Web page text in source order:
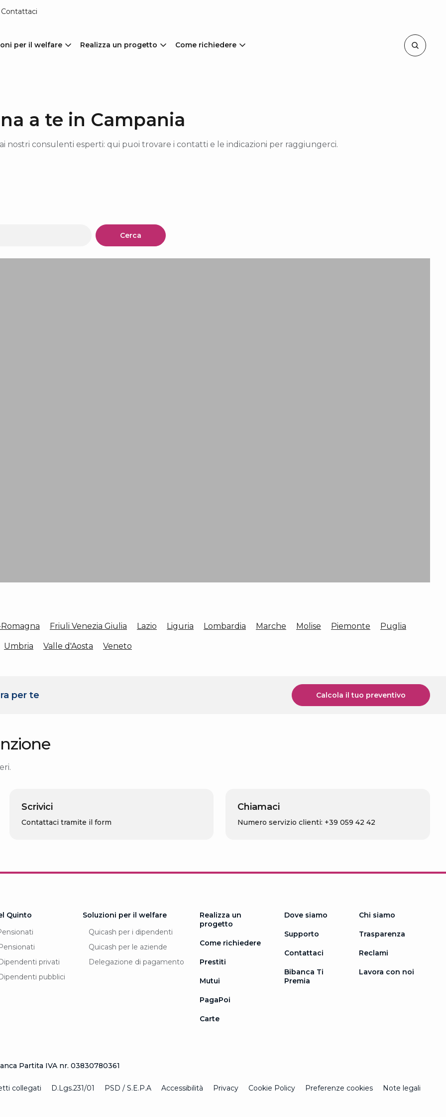
Contattaci
per il welfare Realizza un progetto Come richiedere
a te in Campania
nostri consulenti esperti: qui puoi trovare i contatti e le indicazioni per raggiungerci.
Cerca
Friuli Venezia Giulia Lazio Liguria Lombardia Marche Molise Piemonte Puglia
Umbria Valle d'Aosta Veneto
per te Calcola il tuo preventivo
Scrivici
Contattaci tramite il form
Chiamaci
Numero servizio clienti: +39 059 42 42
Quinto
privati
pubblici
Soluzioni per il welfare
Quicash per i dipendenti
Quicash per le aziende
Delegazione di pagamento
Realizza un
progetto
Come richiedere
Prestiti
Mutui
PagaPoi
Carte
Dove siamo
Supporto
Contattaci
Bibanca Ti
Premia
Chi siamo
Trasparenza
Reclami
Lavora con noi
Partita IVA nr. 03830780361
collegati D.Lgs.231/01 PSD / S.E.P.A Accessibilità Privacy Cookie Policy Preferenze cookies Note legali